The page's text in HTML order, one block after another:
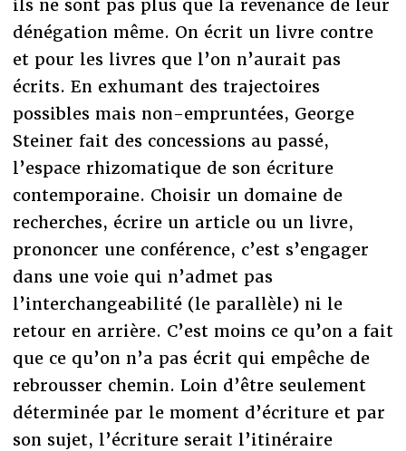
ils ne sont pas plus que la revenance de leur
dénégation même. On écrit un livre contre
et pour les livres que l’on n’aurait pas
écrits. En exhumant des trajectoires
possibles mais non-empruntées, George
Steiner fait des concessions au passé,
l’espace rhizomatique de son écriture
contemporaine. Choisir un domaine de
recherches, écrire un article ou un livre,
prononcer une conférence, c’est s’engager
dans une voie qui n’admet pas
l’interchangeabilité (le parallèle) ni le
retour en arrière. C’est moins ce qu’on a fait
que ce qu’on n’a pas écrit qui empêche de
rebrousser chemin. Loin d’être seulement
déterminée par le moment d’écriture et par
son sujet, l’écriture serait l’itinéraire